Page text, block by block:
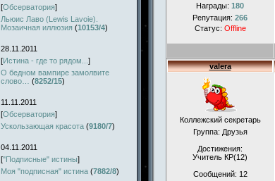
[Обсерватория]
Льюис Лаво (Lewis Lavoie).
Мозаичная иллюзия (10153/4)
28.11.2011
[Истина - где то рядом... ]
О бедном вампире замолвите
слово…
(8252/15)
11.11.2011
[Обсерватория]
Ускользающая красота (9180/7)
04.11.2011
["Подписные" истины]
Моя "подписная" истина (7882/8)
Награды: 180
Репутация: 266
Статус: Offline
valera
Коллежский секретарь
Группа: Друзья
Достижения:
Учитель КР(12)
Сообщений: 12